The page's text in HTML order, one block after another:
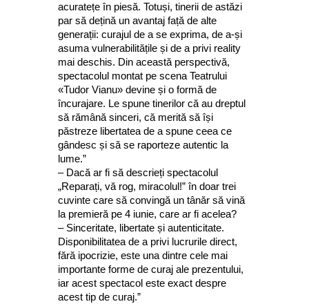
acuratețe în piesă. Totuși, tinerii de astăzi
par să dețină un avantaj față de alte
generații: curajul de a se exprima, de a-și
asuma vulnerabilitățile și de a privi reality
mai deschis. Din această perspectivă,
spectacolul montat pe scena Teatrului
«Tudor Vianu» devine și o formă de
încurajare. Le spune tinerilor că au dreptul
să rămână sinceri, că merită să își
păstreze libertatea de a spune ceea ce
gândesc și să se raporteze autentic la
lume.”
– Dacă ar fi să descrieți spectacolul
„Reparați, vă rog, miracolul!” în doar trei
cuvinte care să convingă un tânăr să vină
la premieră pe 4 iunie, care ar fi acelea?
– Sinceritate, libertate și autenticitate.
Disponibilitatea de a privi lucrurile direct,
fără ipocrizie, este una dintre cele mai
importante forme de curaj ale prezentului,
iar acest spectacol este exact despre
acest tip de curaj.”